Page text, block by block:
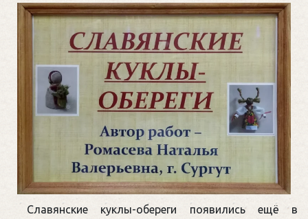
Славянские куклы-обереги появились ещё в